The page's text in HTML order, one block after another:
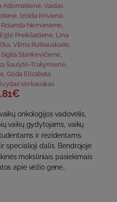
Adomaitienė ,Vaidas
Izolda Krivienė
Rolanda Nemanienė,
Eglė Preikšaitienė Lina
, Vilma Rutkauskaitė,
Sigita Stankevičienė
Šaulytė-Trakymienė
, Goda Elizabeta
Verkauskas
onkologijos vadovėlis,
vaikų gydytojams, vaikų
ir rezidentams.
specialioji dalis. Bendrojoje
moksliniais pasiekimais
apie vėžio gene..